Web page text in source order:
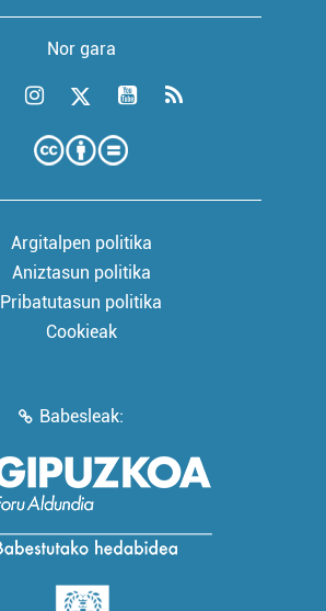
Nor gara
Argitalpen politika
Aniztasun politika
Pribatutasun politika
Cookieak
Babesleak: